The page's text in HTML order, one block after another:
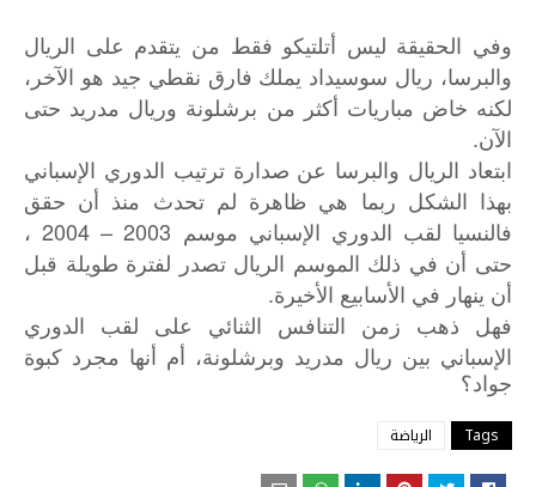
وفي الحقيقة ليس أتلتيكو فقط من يتقدم على الريال
والبرسا، ريال سوسيداد يملك فارق نقطي جيد هو الآخر،
لكنه خاض مباريات أكثر من برشلونة وريال مدريد حتى
الآن.
ابتعاد الريال والبرسا عن صدارة ترتيب الدوري الإسباني
بهذا الشكل ربما هي ظاهرة لم تحدث منذ أن حقق
فالنسيا لقب الدوري الإسباني موسم 2003 – 2004 ،
حتى أن في ذلك الموسم الريال تصدر لفترة طويلة قبل
أن ينهار في الأسابيع الأخيرة.
فهل ذهب زمن التنافس الثنائي على لقب
الدوري
الإسباني بين ريال مدريد وبرشلونة، أم أنها مجرد كبوة
جواد؟
Tags الرياضة